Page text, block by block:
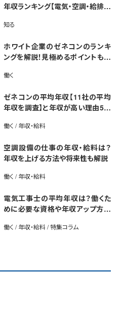
年収ランキング【電気・空調・給排水
市場規模も解説
知る
ホワイト企業のゼネコンのランキ
ングを解説！見極めるポイントも紹
働く
ゼネコンの平均年収【11社の平均
年収を調査】と年収が高い理由5選
働く / 年収・給料
空調設備の仕事の年収・給料は？
年収を上げる方法や将来性も解説
働く / 年収・給料
電気工事士の平均年収は？働くた
めに必要な資格や年収アップ方法
働く / 年収・給料 / 特集コラム